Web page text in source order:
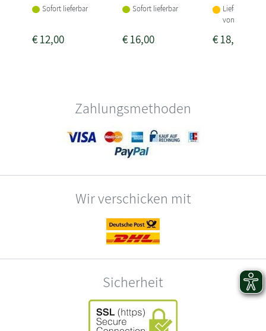
Sofort lieferbar
€12,00
Sofort lieferbar
€16,00
Lieferbar
von 3-4
€18,00
Zahlungsmethoden
Wir verschicken mit
Sicherheit